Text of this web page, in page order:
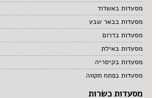
מסעדות באשדוד
מסעדות בבאר שבע
מסעדות בדרום
מסעדות באילת
מסעדות בקיסריה
מסעדות בפתח תקווה
מסעדות כשרות